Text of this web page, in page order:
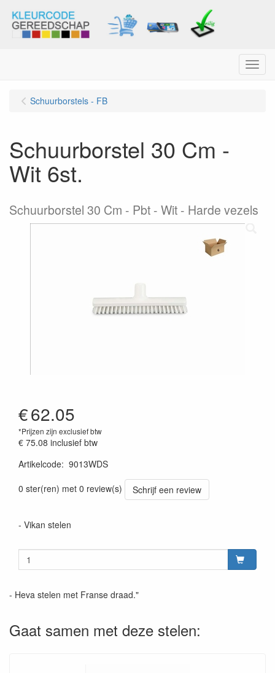
Menu
Schuurborstels - FB
Schuurborstel 30 Cm -
Wit 6st.
Schuurborstel 30 Cm - Pbt - Wit - Harde vezels
€62.05
*Prijzen zijn exclusief btw
€ 75.08 inclusief btw
Artikelcode: 9013WDS
0 ster(ren) met 0 review(s)
Schrijf een review
- Vikan stelen
- Heva stelen met Franse draad."
Gaat samen met deze stelen: